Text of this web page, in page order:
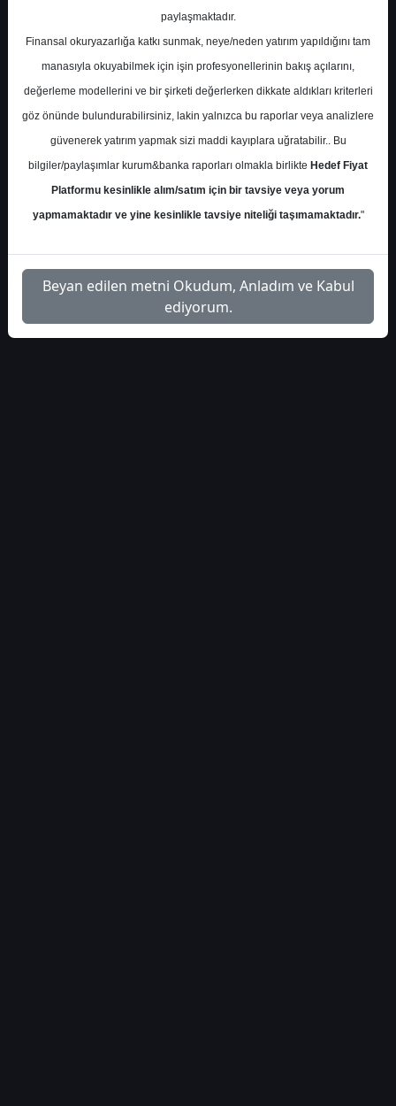
Salı, 09 Aralık 2025 00:00
S.No Dosya Adı İndir
1
gcmyatirimthykasimtrafiksonuclari-
Dosyayı
İndir
paylaşmaktadır.
Finansal okuryazarlığa katkı sunmak, neye/neden yatırım yapıldığını tam
manasıyla okuyabilmek için işin profesyonellerinin bakış açılarını,
değerleme modellerini ve bir şirketi değerlerken dikkate aldıkları kriterleri
göz önünde bulundurabilirsiniz, lakin yalnızca bu raporlar veya analizlere
güvenerek yatırım yapmak sizi maddi kayıplara uğratabilir.. Bu
bilgiler/paylaşımlar kurum&banka raporları olmakla birlikte Hedef Fiyat
Platformu kesinlikle alım/satım için bir tavsiye veya yorum
yapmamaktadır ve yine kesinlikle tavsiye niteliği taşımamaktadır."
Beyan edilen metni Okudum, Anladım ve Kabul
ediyorum.